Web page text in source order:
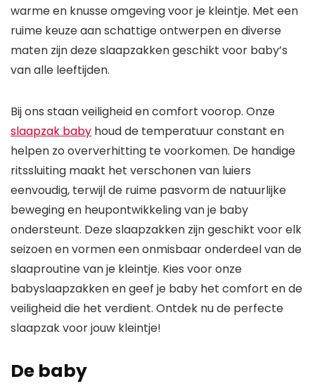
warme en knusse omgeving voor je kleintje. Met een
ruime keuze aan schattige ontwerpen en diverse
maten zijn deze slaapzakken geschikt voor baby’s
van alle leeftijden.
Bij ons staan veiligheid en comfort voorop. Onze
slaapzak baby houd de temperatuur constant en
helpen zo oververhitting te voorkomen. De handige
ritssluiting maakt het verschonen van luiers
eenvoudig, terwijl de ruime pasvorm de natuurlijke
beweging en heupontwikkeling van je baby
ondersteunt. Deze slaapzakken zijn geschikt voor elk
seizoen en vormen een onmisbaar onderdeel van de
slaaproutine van je kleintje. Kies voor onze
babyslaapzakken en geef je baby het comfort en de
veiligheid die het verdient. Ontdek nu de perfecte
slaapzak voor jouw kleintje!
De baby